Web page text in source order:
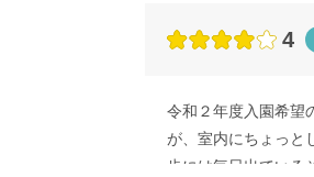
4
令和２年度入園希望
が、室内にちょっと
歩には毎日出ている